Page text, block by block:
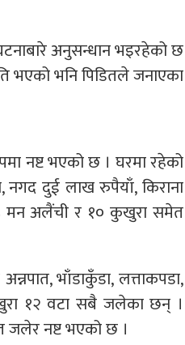
अनुसन्धान भइरहेको छ
भएको भनि पिडितले जनाएका
नष्ट भएको छ । घरमा रहेको
नगद दुई लाख रुपैयाँ, किराना
मन अलैंची र १० कुखुरा समेत
भाँडाकुँडा, लत्ताकपडा,
१२ वटा सबै जलेका छन् ।
जलेर नष्ट भएको छ ।